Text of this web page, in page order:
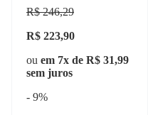
R$ 246,29
R$ 223,90
ou em 7x de R$ 31,99
sem juros
- 9%